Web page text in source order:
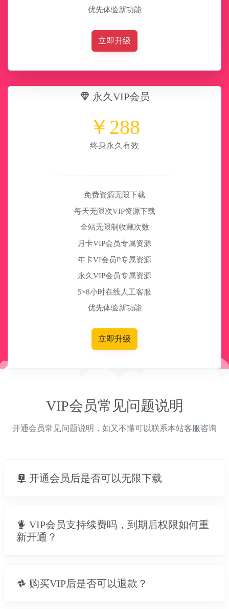
优先体验新功能
立即升级
永久VIP会员
￥ 288
终身永久有效
免费资源无限下载
每天无限次VIP资源下载
全站无限制收藏次数
月卡VIP会员专属资源
年卡VI会员P专属资源
永久VIP会员专属资源
5×8小时在线人工客服
优先体验新功能
立即升级
VIP会员常见问题说明
开通会员常见问题说明，如又不懂可以联系本站客服咨询
开通会员后是否可以无限下载
VIP会员支持续费吗，到期后权限如何重
新开通？
购买VIP后是否可以退款？